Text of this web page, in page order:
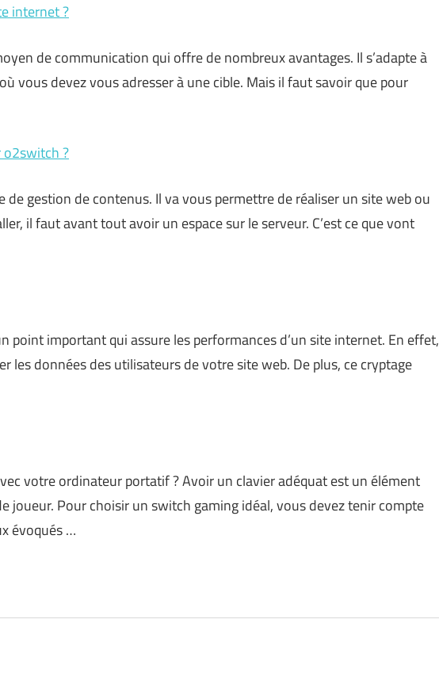
internet ?
de communication qui offre de nombreux avantages. Il s’adapte à
vous devez vous adresser à une cible. Mais il faut savoir que pour
o2switch ?
de gestion de contenus. Il va vous permettre de réaliser un site web ou
il faut avant tout avoir un espace sur le serveur. C’est ce que vont
point important qui assure les performances d’un site internet. En effet,
les données des utilisateurs de votre site web. De plus, ce cryptage
votre ordinateur portatif ? Avoir un clavier adéquat est un élément
joueur. Pour choisir un switch gaming idéal, vous devez tenir compte
évoqués …